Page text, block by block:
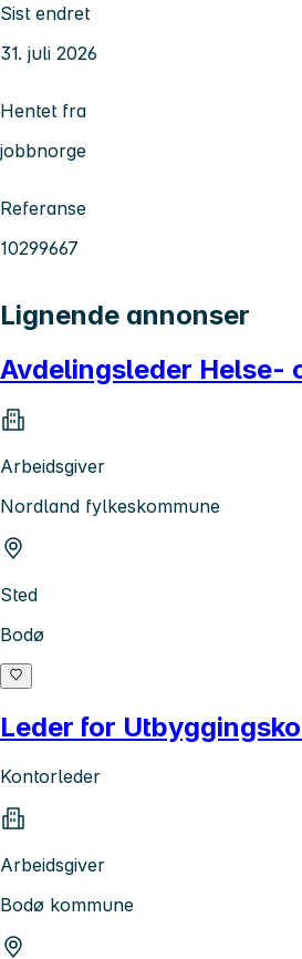
Sist endret
31. juli 2026
Hentet fra
jobbnorge
Referanse
10299667
Lignende annonser
Avdelingsleder Helse-
Arbeidsgiver
Nordland fylkeskommune
Sted
Bodø
Leder for
Kontorleder
Arbeidsgiver
Bodø kommune